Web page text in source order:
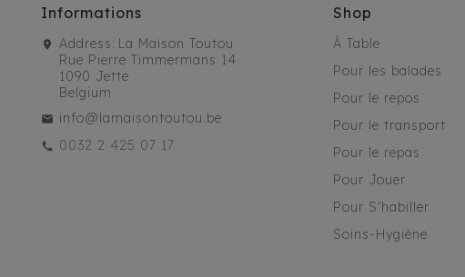
Informations
Address: La Maison Toutou
Rue Pierre Timmermans 14
1090 Jette
Belgium
info@lamaisontoutou.be
0032 2 425 07 17
Shop
À Table
Pour les balades
Pour le repos
Pour le transport
Pour le repas
Pour Jouer
Pour S'habiller
Soins-Hygiène